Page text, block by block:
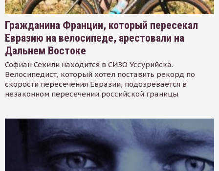
Гражданина Франции, который пересекал
Евразию на велосипеде, арестовали на
Дальнем Востоке
Софиан Сехили находится в СИЗО Уссурийска.
Велосипедист, который хотел поставить рекорд по
скорости пересечения Евразии, подозревается в
незаконном пересечении российской границы